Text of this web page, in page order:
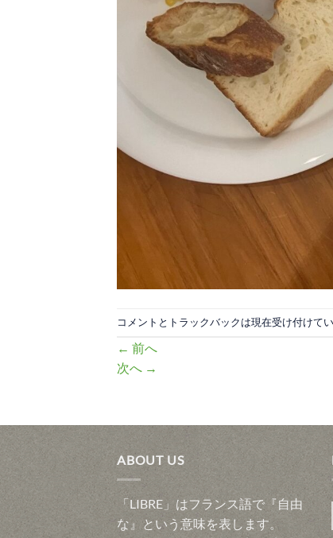
コメントとトラックバックは現在受け付けてい
← 前へ
次へ →
ABOUT US
「LIBRE」はフランス語で『自由
な』という意味を表します。